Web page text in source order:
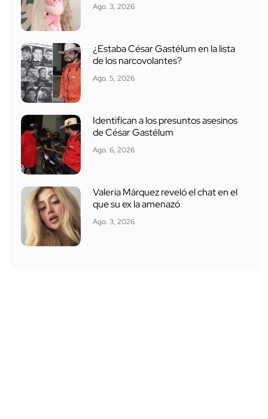
Ago. 3, 2026
¿Estaba César Gastélum en la lista
de los narcovolantes?
Ago. 5, 2026
Identifican a los presuntos asesinos
de César Gastélum
Ago. 6, 2026
Valeria Márquez reveló el chat en el
que su ex la amenazó
Ago. 3, 2026